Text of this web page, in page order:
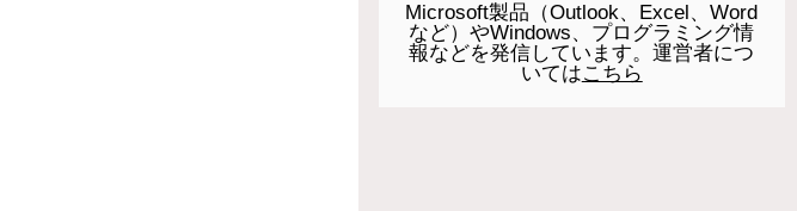
Microsoft製品（Outlook、Excel、Word
など）やWindows、プログラミング情
報などを発信しています。運営者につ
いてはこちら